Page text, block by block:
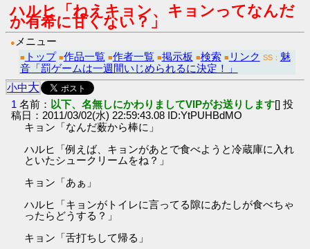
ハルヒ「ねえキョン、キョンってなんだ
か有希に甘くない？」
● メニュー
■ トップ ■作品一覧 ■作者一覧 ■掲示板 ■検索 ■ リンク SS： 魅
音「罰ゲームは一週間いじめられるに決定！」
小中大
1 名前： 以下、名無しにかわりましてVIPがお送りします[] 投
稿日：2011/03/02(水) 22:59:43.08 ID:YtPUHBdMO
キョン「なんだ薮から棒に」
ハルヒ「例えば、キョンがあとで食べようと冷蔵庫に入れ
といたシュークリームをね？」
キョン「あぁ」
ハルヒ「キョンがトイレに言ってる隙にあたしが食べちゃ
ったらどうする？」
キョン「舌打ちして帰る」